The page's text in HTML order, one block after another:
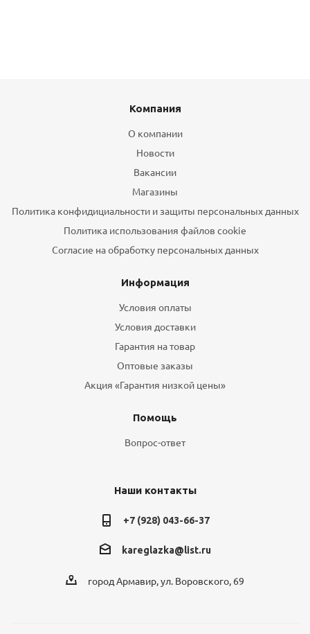
Компания
О компании
Новости
Вакансии
Магазины
Политика конфидициальности и защиты персональных данных
Политика использования файлов cookie
Согласие на обработку персональных данных
Информация
Условия оплаты
Условия доставки
Гарантия на товар
Оптовые заказы
Акция «Гарантия низкой цены»
Помощь
Вопрос-ответ
Наши контакты
+7 (928) 043-66-37
kareglazka@list.ru
город Армавир, ул. Воровского, 69